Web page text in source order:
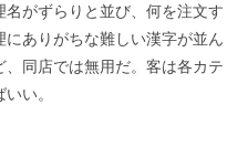
がずらりと並び、何を注文す
ありがちな難しい漢字が並ん
同店では無用だ。客は各カテ
い。